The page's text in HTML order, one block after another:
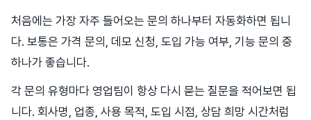
처음에는 가장 자주 들어오는 문의 하나부터 자동화하면 됩니
다. 보통은 가격 문의, 데모 신청, 도입 가능 여부, 기능 문의 중
하나가 좋습니다.
각 문의 유형마다 영업팀이 항상 다시 묻는 질문을 적어보면 됩
니다. 회사명, 업종, 사용 목적, 도입 시점, 상담 희망 시간처럼